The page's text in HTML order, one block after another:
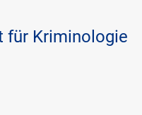
für Kriminologie